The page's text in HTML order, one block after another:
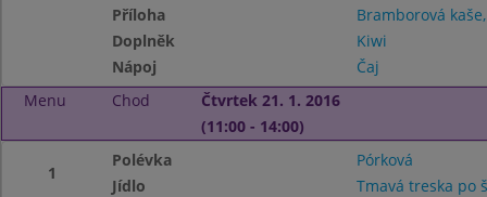
Příloha
Bramborová
Doplněk
Kiwi
Nápoj
Čaj
Menu
Chod
Čtvrtek 21. 1. 2016
(11:00 - 14:00)
1
Polévka
Pórková
Jídlo
Tmavá treska po